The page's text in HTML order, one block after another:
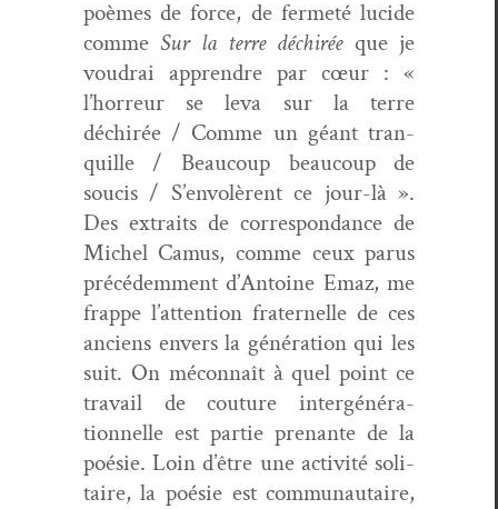
poèmes de force, de fer­meté lucide
comme Sur la terre déchiréeque je
voudrai appren­dre par cœur : «
l’horreur se leva sur la terre
déchirée / Comme un géant tran­
quille / Beau­coup beau­coup de
soucis / S’envolèrent ce jour-là ».
Des extraits de cor­re­spon­dance de
Michel Camus, comme ceux parus
précédem­ment d’Antoine Emaz, me
frappe l’attention frater­nelle de ces
anciens envers la généra­tion qui les
suit. On mécon­naît à quel point ce
tra­vail de cou­ture intergénéra­
tionnelle est par­tie prenante de la
poésie. Loin d’être une activ­ité soli­
taire, la poésie est com­mu­nau­taire,